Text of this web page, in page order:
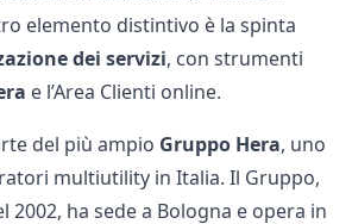
elemento distintivo è la spinta
dei servizi, con strumenti
e l’Area Clienti online.
del più ampio Gruppo Hera, uno
multiutility in Italia. Il Gruppo,
2002, ha sede a Bologna e opera in